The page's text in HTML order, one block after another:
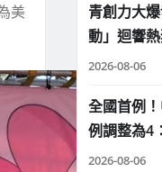
美
青創力大
動」迴響
2026-08-06
全國首例
例調整為4
2026-08-06